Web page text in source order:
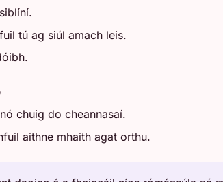
tú ag siúl amach leis.
chuig do cheannasaí.
aithne mhaith agat orthu.